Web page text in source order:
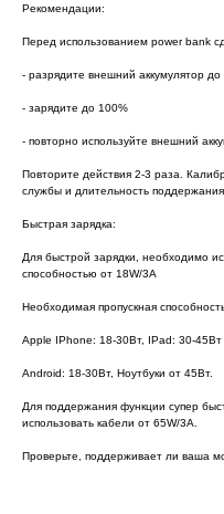
Рекомендации:
Перед использованием power bank
- разрядите внешний аккумулятор
- зарядите до 100%
- повторно используйте внешний
Повторите действия 2-3 раза.
службы и длительность поддержания
Быстрая зарядка:
Для быстрой зарядки, необходимо
способностью от 18W/3А
Необходимая пропускная
Apple IPhone: 18-30Вт, IPad: 30-45Вт
Android: 18-30Вт, Ноутбуки от 45Вт.
Для поддержания функции супер
использовать кабели от 65W/3A.
Проверьте, поддерживает ли ваша